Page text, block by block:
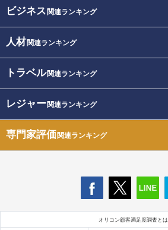
ビジネス 関連ランキング
人材関連ランキング
トラベル関連ランキング
レジャー関連ランキング
専門家評価関連ランキング
オリコン顧客満足度調査とは